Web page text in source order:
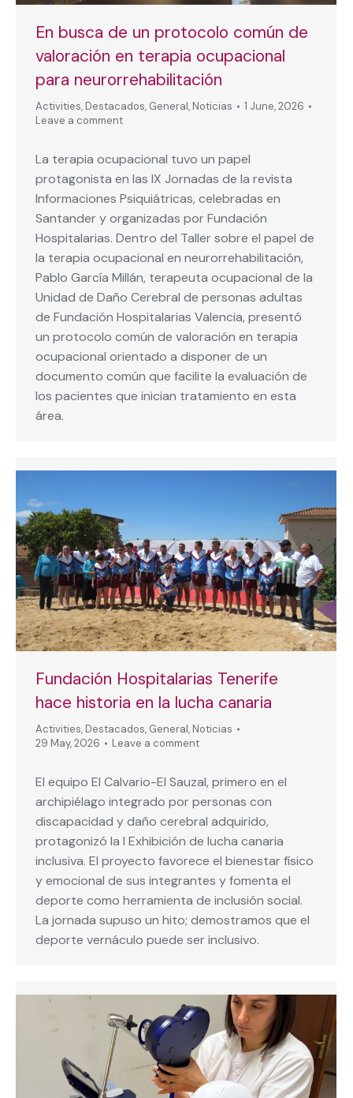
En busca de un protocolo común de
valoración en terapia ocupacional
para neurorrehabilitación
Activities, Destacados, General, Noticias
1 June, 2026
Leave a comment
La terapia ocupacional tuvo un papel
protagonista en las IX Jornadas de la revista
Informaciones Psiquiátricas, celebradas en
Santander y organizadas por Fundación
Hospitalarias. Dentro del Taller sobre el papel de
la terapia ocupacional en neurorrehabilitación,
Pablo García Millán, terapeuta ocupacional de la
Unidad de Daño Cerebral de personas adultas
de Fundación Hospitalarias Valencia, presentó
un protocolo común de valoración en terapia
ocupacional orientado a disponer de un
documento común que facilite la evaluación de
los pacientes que inician tratamiento en esta
área.
Fundación Hospitalarias Tenerife
hace historia en la lucha canaria
Activities, Destacados, General, Noticias
29 May, 2026
Leave a comment
El equipo El Calvario-El Sauzal, primero en el
archipiélago integrado por personas con
discapacidad y daño cerebral adquirido,
protagonizó la I Exhibición de lucha canaria
inclusiva. El proyecto favorece el bienestar físico
y emocional de sus integrantes y fomenta el
deporte como herramienta de inclusión social.
La jornada supuso un hito; demostramos que el
deporte vernáculo puede ser inclusivo.